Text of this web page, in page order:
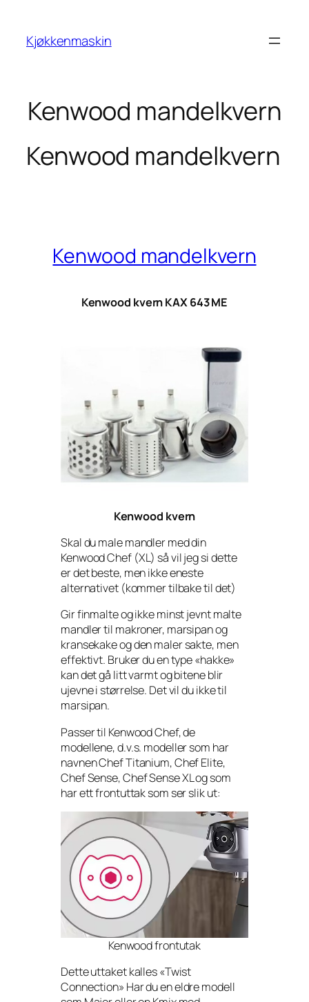
innhold
Kjøkkenmaskin
Kenwood mandelkvern
Kenwood mandelkvern
Kenwood mandelkvern
Kenwood kvern KAX 643 ME
Kenwood kvern
Skal du male mandler med din
Kenwood Chef (XL) så vil jeg si dette
er det beste, men ikke eneste
alternativet (kommer tilbake til det)
Gir finmalte og ikke minst jevnt malte
mandler til makroner, marsipan og
kransekake og den maler sakte, men
effektivt. Bruker du en type «hakke»
kan det gå litt varmt og bitene blir
ujevne i størrelse. Det vil du ikke til
marsipan.
Passer til Kenwood Chef, de
modellene, d.v.s. modeller som har
navnen Chef Titanium, Chef Elite,
Chef Sense, Chef Sense XL og som
har ett frontuttak som ser slik ut:
Kenwood frontutak
Dette uttaket kalles «Twist
Connection» Har du en eldre modell